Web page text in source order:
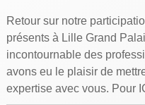
Retour sur notre
présents à Lille Grand
incontournable des
avons eu le plaisir de
expertise avec vous. Pour